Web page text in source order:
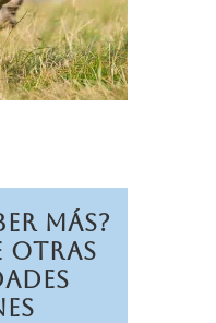
Más?
otras